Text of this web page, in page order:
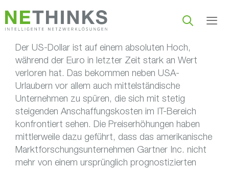
Inhalt
springen
Der US-Dollar ist auf einem absoluten Hoch,
während der Euro in letzter Zeit stark an Wert
verloren hat. Das bekommen neben USA-
Urlaubern vor allem auch mittelständische
Unternehmen zu spüren, die sich mit stetig
steigenden Anschaffungskosten im IT-Bereich
konfrontiert sehen. Die Preiserhöhungen haben
mittlerweile dazu geführt, dass das amerikanische
Marktforschungsunternehmen Gartner Inc. nicht
mehr von einem ursprünglich prognostizierten